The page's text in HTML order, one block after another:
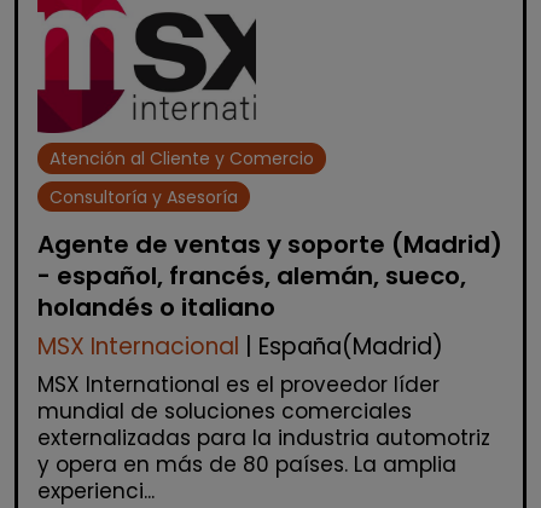
Atención al Cliente y Comercio
Consultoría y Asesoría
Agente de ventas y soporte (Madrid)
- español, francés, alemán, sueco,
holandés o italiano
MSX Internacional | España(Madrid)
MSX International es el proveedor líder
mundial de soluciones comerciales
externalizadas para la industria automotriz
y opera en más de 80 países. La amplia
experienci...